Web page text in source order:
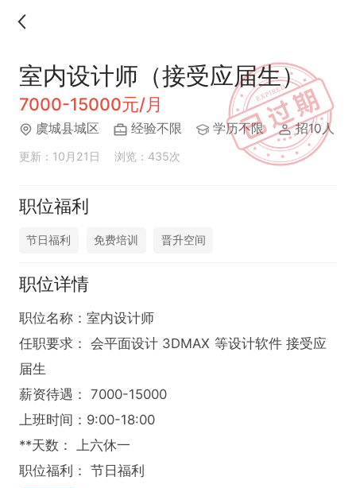
室内设计师（接受应届生）
7000-15000元/月
虞城县城区 经验不限 学历不限 招10人
更新：10月21日 浏览：435次
职位福利
节日福利 免费培训 晋升空间
职位详情
职位名称：室内设计师
任职要求： 会平面设计 3DMAX 等设计软件 接受应
届生
薪资待遇： 7000-15000
上班时间：9:00-18:00
**天数： 上六休一
职位福利： 节日福利